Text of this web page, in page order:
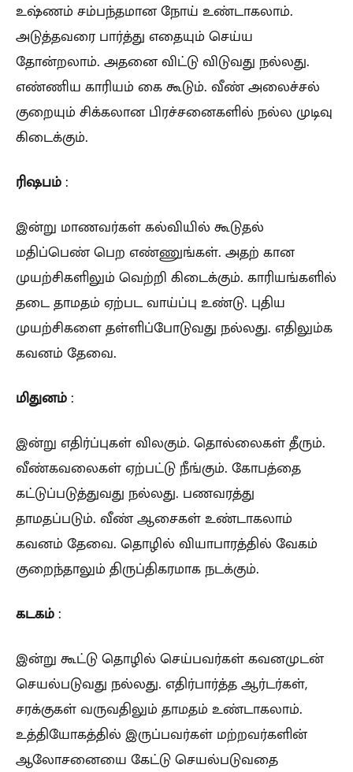
உஷ்ணம் சம்பந்தமான நோய் உண்டாகலாம்.
அடுத்தவரை பார்த்து எதையும் செய்ய
தோன்றலாம். அதனை விட்டு விடுவது நல்லது.
எண்ணிய காரியம் கை கூடும். வீண் அலைச்சல்
குறையும் சிக்கலான பிரச்சனைகளில் நல்ல முடிவு
கிடைக்கும்.
ரிஷபம் :
இன்று மாணவர்கள் கல்வியில் கூடுதல்
மதிப்பெண் பெற எண்ணுங்கள். அதற் கான
முயற்சிகளிலும் வெற்றி கிடைக்கும். காரியங்களில்
தடை தாமதம் ஏற்பட வாய்ப்பு உண்டு. புதிய
முயற்சிகளை தள்ளிப்போடுவது நல்லது. எதிலும்க
கவனம் தேவை.
மிதுனம் :
இன்று எதிர்ப்புகள் விலகும். தொல்லைகள் தீரும்.
வீண்கவலைகள் ஏற்பட்டு நீங்கும். கோபத்தை
கட்டுப்படுத்துவது நல்லது. பணவரத்து
தாமதப்படும். வீண் ஆசைகள் உண்டாகலாம்
கவனம் தேவை. தொழில் வியாபாரத்தில் வேகம்
குறைந்தாலும் திருப்திகரமாக நடக்கும்.
கடகம் :
இன்று கூட்டு தொழில் செய்பவர்கள் கவனமுடன்
செயல்படுவது நல்லது. எதிர்பார்த்த ஆர்டர்கள்,
சரக்குகள் வருவதிலும் தாமதம் உண்டாகலாம்.
உத்தியோகத்தில் இருப்பவர்கள் மற்றவர்களின்
ஆலோசனையை கேட்டு செயல்படுவதை